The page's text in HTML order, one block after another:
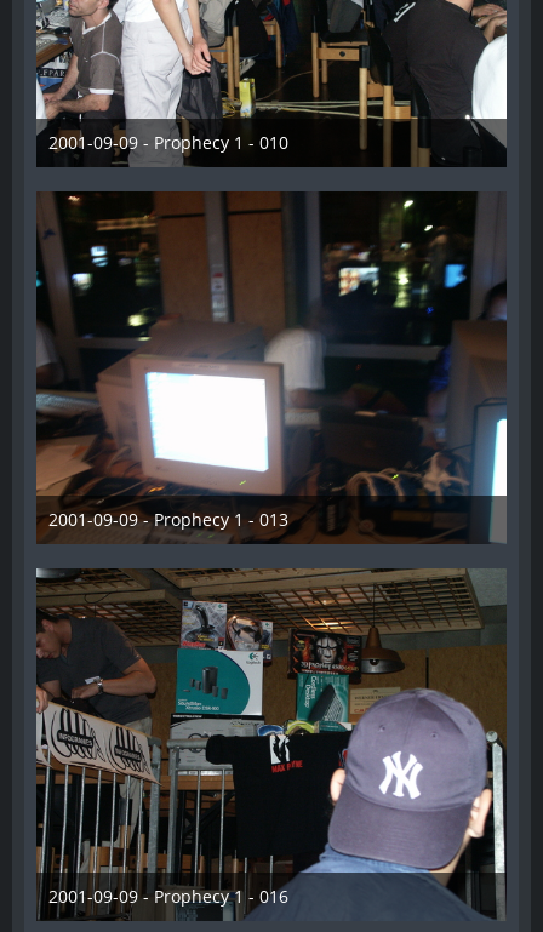
2001-09-09 - Prophecy 1 - 010
28. Dezember 2012
2001-09-09 - Prophecy 1 - 013
28. Dezember 2012
2001-09-09 - Prophecy 1 - 016
28. Dezember 2012